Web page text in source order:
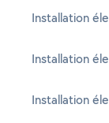
Installation
Installation
Installation